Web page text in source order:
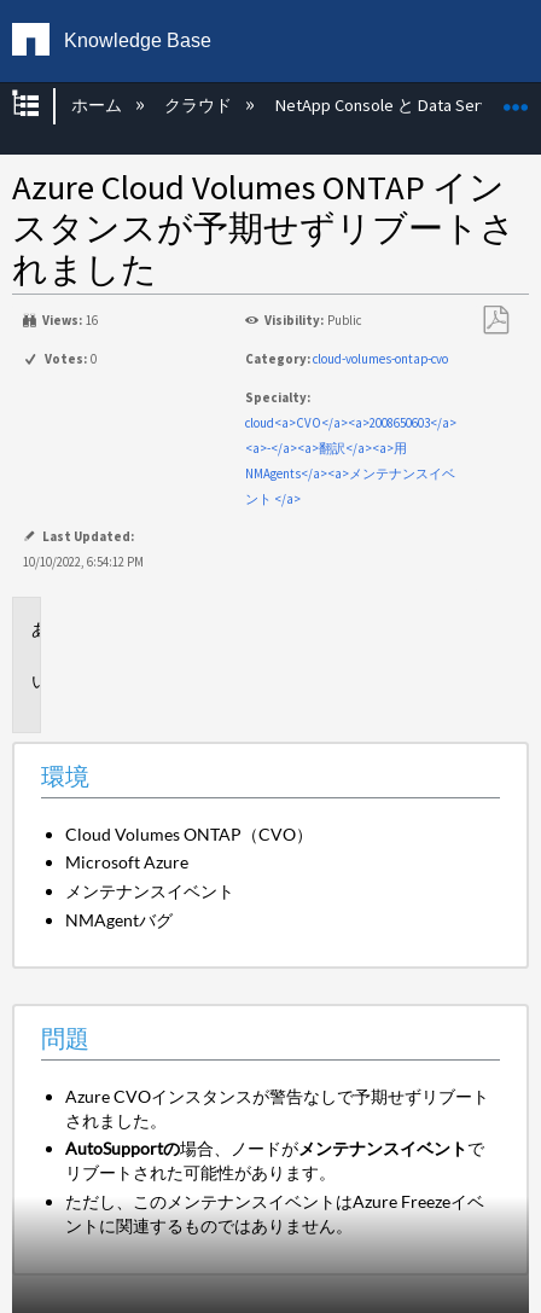
Knowledge Base
グローバル階層を展開/折りたたむ
ホーム クラウド NetApp Console と Data Services
Azure Cloud Volumes ONTAP イン
スタンスが予期せずリブートさ
れました
Views: 16 Visibility: Public
Votes: 0 Category:cloud-volumes-ontap-cvo
Specialty:
cloud<a>CVO</a><a>2008650603</a>
<a>-</a><a>翻訳</a><a>用
NMAgents</a><a>メンテナンスイベ
ント </a>
Last Updated:
10/10/2022, 6:54:12 PM
環境
Cloud Volumes ONTAP（CVO）
Microsoft Azure
メンテナンスイベント
NMAgentバグ
問題
Azure CVOインスタンスが警告なしで予期せずリブート
されました。
AutoSupportの場合、ノードがメンテナンスイベントで
リブートされた可能性があります。
ただし、このメンテナンスイベントはAzure Freezeイベ
ントに関連するものではありません。